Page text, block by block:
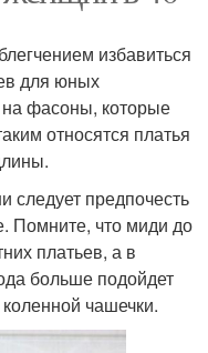
избавиться
для юных
на фасоны, которые
относятся платья
следует предпочесть
Помните, что миди до
платьев, а в
больше подойдет
чашечки.